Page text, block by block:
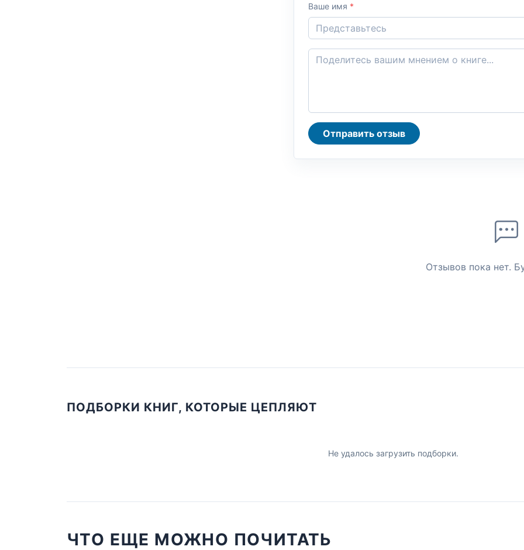
Ваше имя *
Отправить отзыв
Отзывов пока нет.
ПОДБОРКИ КНИГ, КОТОРЫЕ ЦЕПЛЯЮТ
Не удалось загрузить подборки.
ЧТО ЕЩЕ МОЖНО ПОЧИТАТЬ